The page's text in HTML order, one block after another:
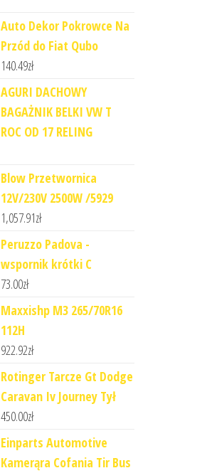
Auto Dekor Pokrowce Na
Przód do Fiat Qubo
140.49zł
AGURI DACHOWY
BAGAŻNIK BELKI VW T
ROC OD 17 RELING
Blow Przetwornica
12V/230V 2500W /5929
1,057.91zł
Peruzzo Padova -
wspornik krótki C
73.00zł
Maxxishp M3 265/70R16
112H
922.92zł
Rotinger Tarcze Gt Dodge
Caravan Iv Journey Tył
450.00zł
Einparts Automotive
Kamerąra Cofania Tir Bus